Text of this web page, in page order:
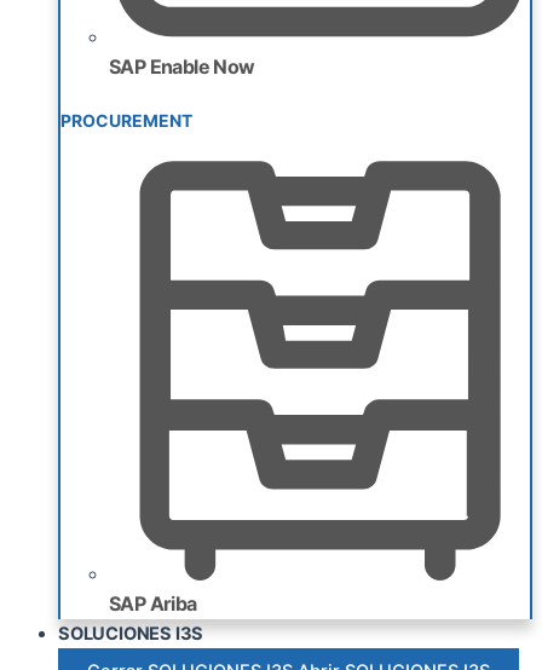
SAP Enable Now
PROCUREMENT
SAP Ariba
SOLUCIONES I3S